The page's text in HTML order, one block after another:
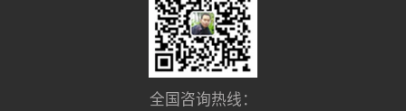
全国咨询热线：